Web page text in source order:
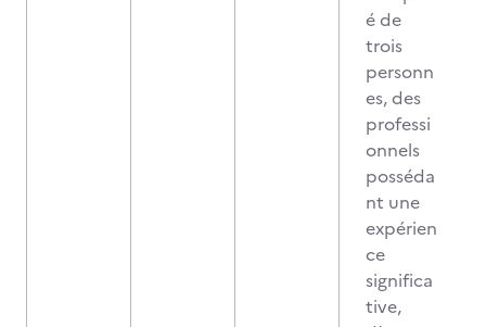
é de
trois
personn
es, des
professi
onnels
posséda
nt une
expérien
ce
significa
tive,